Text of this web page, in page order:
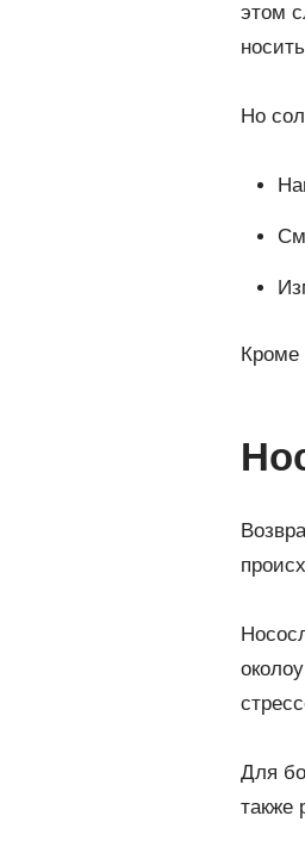
этом
Но
Кроме
Для
также